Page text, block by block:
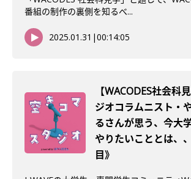
番組の制作の裏側を知るべ...
2025.01.31 |00:14:05
【WACODES社会科
ジオコラムニスト・
るさんが思う、今大
やりたいこととは、
目》